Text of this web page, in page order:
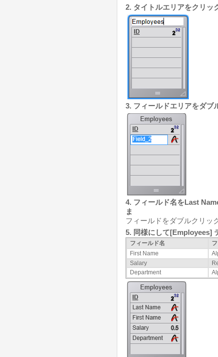
2. タイトルエリアをクリッ
3. フィールドエリアをダブ
4. フィールド名をLast
ま
フィールドをダブルクリッ
5. 同様にして[Employees]
フィールド名
First Name
Salary
Department